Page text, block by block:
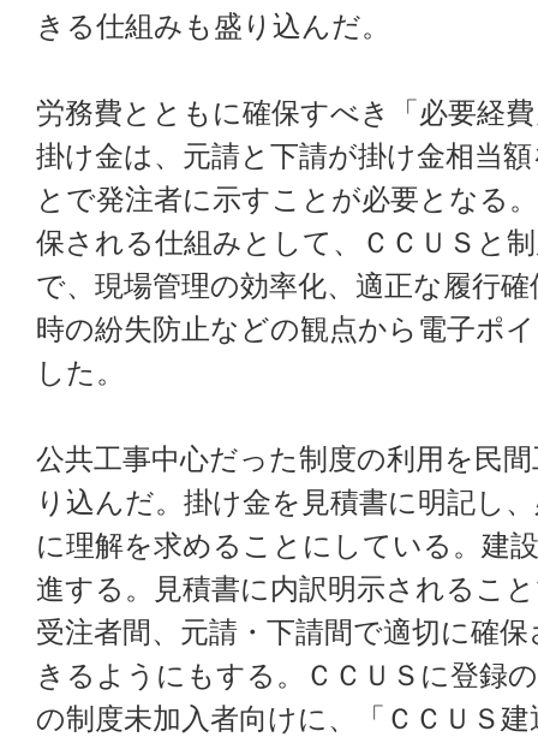
きる仕組みも盛り込んだ。
労務費とともに確保すべき「必要経
掛け金は、元請と下請が掛け金相当
とで発注者に示すことが必要となる
保される仕組みとして、ＣＣＵＳと
で、現場管理の効率化、適正な履行
時の紛失防止などの観点から電子ポ
した。
公共工事中心だった制度の利用を民
り込んだ。掛け金を見積書に明記し
に理解を求めることにしている。建
進する。見積書に内訳明示されるこ
受注者間、元請・下請間で適切に確
きるようにもする。ＣＣＵＳに登録
の制度未加入者向けに、「ＣＣＵＳ